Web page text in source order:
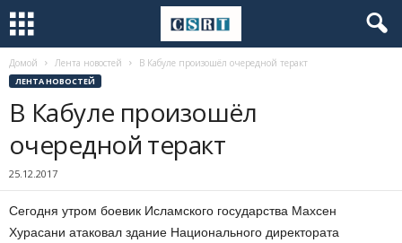
Домой Лента новостей В Кабуле произошёл очередной теракт
ЛЕНТА НОВОСТЕЙ
В Кабуле произошёл
очередной теракт
25.12.2017
Сегодня утром боевик Исламского государства Махсен
Хурасани атаковал здание Национального директората